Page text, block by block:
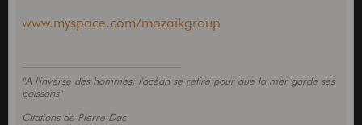
www.myspace.com/mozaikgroup
"A l'inverse des hommes, l'océan se retire pour que la mer garde ses
poissons"
Citations de Pierre Dac